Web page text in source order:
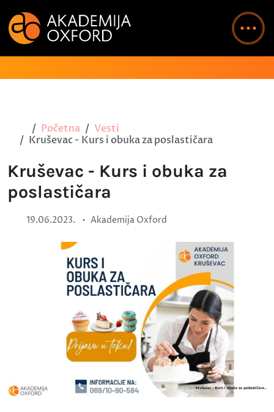
Početna
Vesti
Kruševac - Kurs i obuka za poslastičara
Kruševac - Kurs i obuka za
poslastičara
19.06.2023. • Akademija Oxford